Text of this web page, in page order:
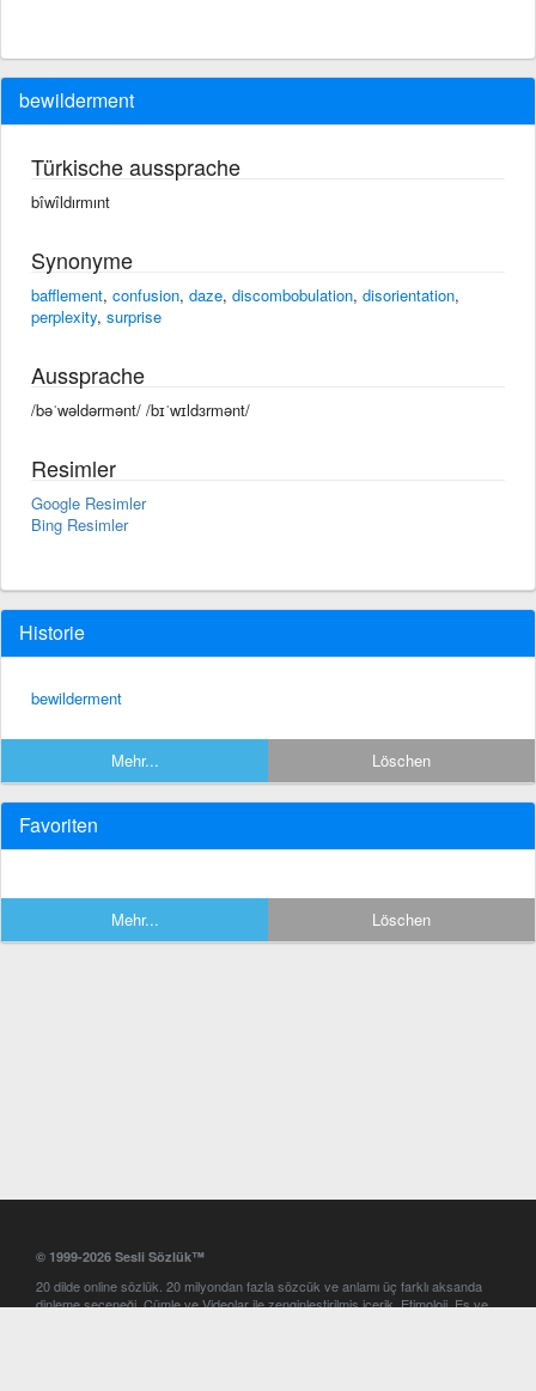
bewilderment
Türkische aussprache
bîwîldırmınt
Synonyme
bafflement, confusion, daze, discombobulation, disorientation,
perplexity, surprise
Aussprache
/bəˈwəldərmənt/ /bɪˈwɪldɜrmənt/
Resimler
Google Resimler
Bing Resimler
Historie
bewilderment
Mehr... Löschen
Favoriten
Mehr... Löschen
© 1999-2026 Sesli Sözlük™
20 dilde online sözlük. 20 milyondan fazla sözcük ve anlamı üç farklı aksanda
dinleme seçeneği. Cümle ve Videolar ile zenginleştirilmiş içerik. Etimoloji, Eş ve